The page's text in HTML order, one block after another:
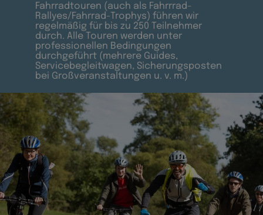
Fahrradtouren (auch als Fahrrrad-
Rallyes/Fahrrad-Trophys) führen wir
regelmäßig für bis zu 250 Teilnehmer
durch. Alle Touren werden unter
professionellen Bedingungen
durchgeführt (mehrere Guides,
Servicebegleitwagen, Sicherungsposten
bei Großveranstaltungen u. v. m.)